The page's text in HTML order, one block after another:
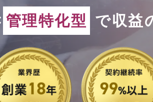
管理特化型 で収益